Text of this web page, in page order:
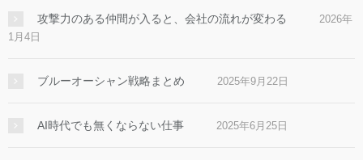
攻撃力のある仲間が入ると、会社の流れが変わる
2026年
1月4日
ブルーオーシャン戦略まとめ 2025年9月22日
AI時代でも無くならない仕事 2025年6月25日